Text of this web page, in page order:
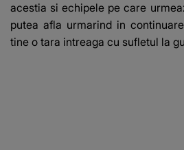
acestia si echipele pe care
putea afla urmarind in
tine o tara intreaga cu sufletul la